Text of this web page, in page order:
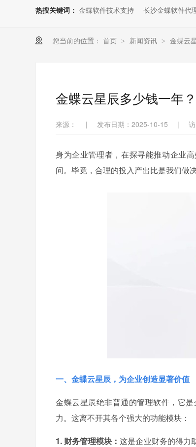
热搜关键词： 金蝶软件技术支持 长沙金蝶软件代
您当前的位置： 首页 > 新闻资讯 > 金蝶云
金蝶云星辰多少钱一年
来源： | 发布日期：2025-10-15 |
身为企业管理者，在探寻能推动企业
问。毕竟，合理的投入产出比是我们做
一、金蝶云星辰，为企业创造显著价值
金蝶云星辰绝非普通的管理软件，它
力。这离不开其各个强大的功能模块：
1. 财务管理模块：这是企业财务的得力